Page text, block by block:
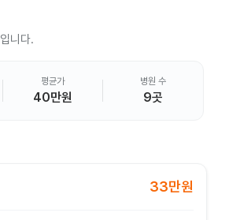
니다.
평균가
40만원
병원 수
9곳
33만원